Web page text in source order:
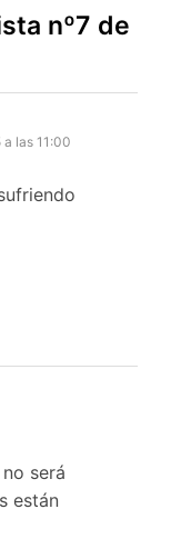
nº7 de
las 11:00
será
están